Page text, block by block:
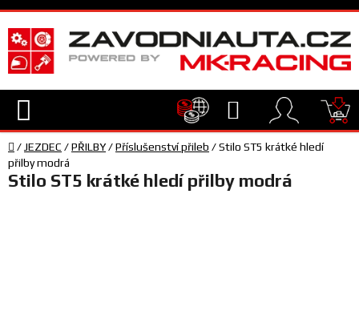
Přejít
na
obsah
Hledat
TECHNIKA
Domů
/ JEZDEC /PŘILBY/Příslušenství přileb /Stilo ST5 krátké hledí
přilby modrá
Stilo ST5 krátké hledí přilby modrá